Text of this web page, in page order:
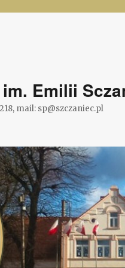
Emilii
mail: sp@szczaniec.pl